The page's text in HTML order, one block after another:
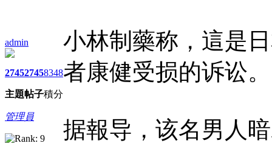
admin
2745
主題
2745
帖子
8348
積分
管理員
小林制藥称，這是
者康健受损的诉讼。
据報导，该名男人